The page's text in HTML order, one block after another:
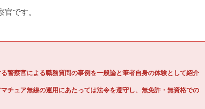
です。
警察官による職務質問の事例を一般論と筆者自身の体験として紹介
チュア無線の運用にあたっては法令を遵守し、無免許・無資格での